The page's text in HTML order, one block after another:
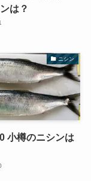
は？
ニシン
小樽のニシンは